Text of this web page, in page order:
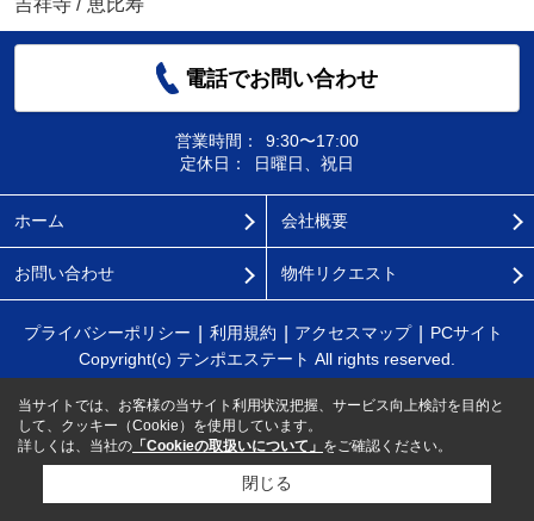
電話でお問い合わせ
営業時間：
9:30〜17:00
定休日：
日曜日、祝日
ホーム 会社概要
お問い合わせ 物件リクエスト
プライバシーポリシー 利用規約 アクセスマップ
PCサイト
Copyright(c) テンポエステート All rights reserved.
当サイトでは、お客様の当サイト利用状況把握、サービス向上検討を目的と
して、クッキー（Cookie）を使用しています。
詳しくは、当社の 「Cookieの取扱いについて」 をご確認ください。
閉じる